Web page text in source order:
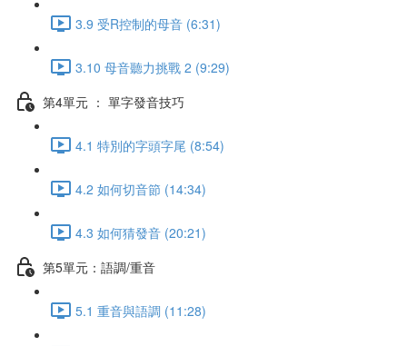
3.9 受R控制的母音 (6:31)
3.10 母音聽力挑戰 2 (9:29)
第4單元 ： 單字發音技巧
4.1 特別的字頭字尾 (8:54)
4.2 如何切音節 (14:34)
4.3 如何猜發音 (20:21)
第5單元：語調/重音
5.1 重音與語調 (11:28)